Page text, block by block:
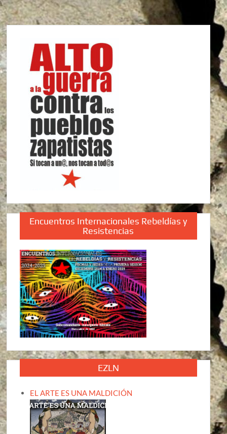
Encuentros Internacionales Rebeldías y
Resistencias
EZLN
EL ARTE ES UNA MALDICIÓN